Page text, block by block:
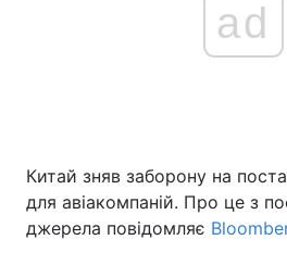
Україна
Світ
ad
Китай зняв заборону на
для авіакомпаній. Про це з
джерела повідомляє